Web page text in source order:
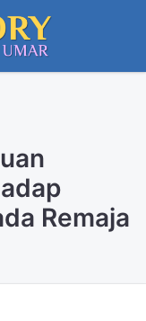
Remaja